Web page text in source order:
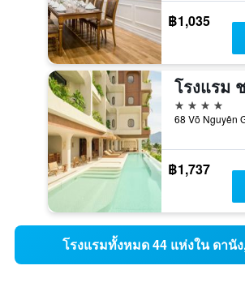
฿1,035
4 ดาว
฿1,737
โรงแรมทั้งหมด 44 แห่งใน ดานัง